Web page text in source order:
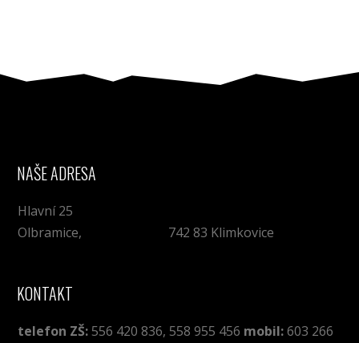
NAŠE ADRESA
Hlavní 25
Olbramice, 742 83 Klimkovice
KONTAKT
telefon ZŠ:556 420 836, 558 955 456 mobil:603 266